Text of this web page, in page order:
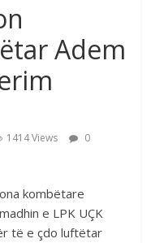
Adem
1414 Views
0
kombëtare
e LPK UÇK
të e çdo luftëtar